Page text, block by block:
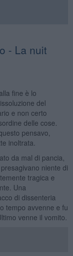
- La nuit
alla fine è lo
del
e non certo
delle cose.
pensavo,
inoltrata.
da mal di pancia,
niente di
tragica e
Una
di dissenteria
tempo avvenne e fu
venne il vomito.